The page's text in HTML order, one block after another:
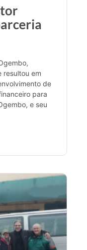
resultou em
de
para
e seu